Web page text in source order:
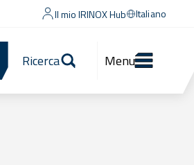
Il mio IRINOX Hub Italiano
Ricerca Menu